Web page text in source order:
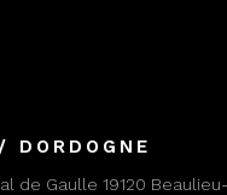
DORDOGNE
de Gaulle 19120